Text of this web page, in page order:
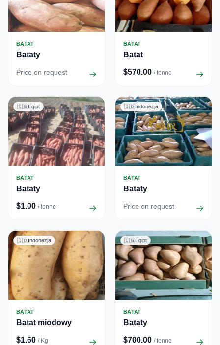
BATAT
Bataty
Price on request
BATAT
Batat
$570.00 / tonne
🇪🇬Egipt
BATAT
Bataty
$1.00 / tonne
🇮🇩 Indonezja
BATAT
Bataty
Price on request
🇮🇩 Indonezja
BATAT
Batat miodowy
$1.60 / Kg
🇪🇬Egipt
BATAT
Bataty
$700.00 / tonne